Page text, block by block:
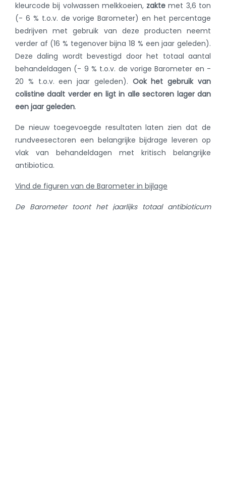
kleurcode bij volwassen melkkoeien, zakte met 3,6 ton
(- 6 % t.o.v. de vorige Barometer) en het percentage
bedrijven met gebruik van deze producten neemt
verder af (16 % tegenover bijna 18 % een jaar geleden).
Deze daling wordt bevestigd door het totaal aantal
behandeldagen (- 9 % t.o.v. de vorige Barometer en -
20 % t.o.v. een jaar geleden). Ook het gebruik van
colistine daalt verder en ligt in alle sectoren lager dan
een jaar geleden.
De nieuw toegevoegde resultaten laten zien dat de
rundveesectoren een belangrijke bijdrage leveren op
vlak van behandeldagen met kritisch belangrijke
antibiotica.
Vind de figuren van de Barometer in bijlage
De Barometer toont het jaarlijks totaal antibioticum